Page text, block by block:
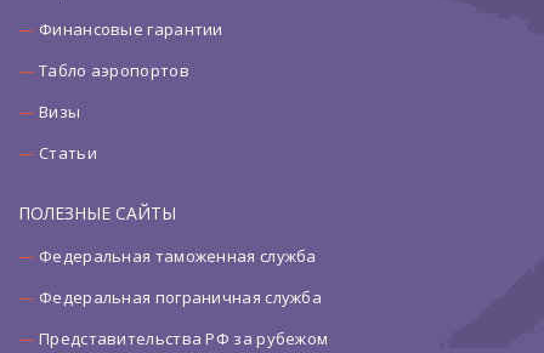
Финансовые гарантии
Табло аэропортов
Визы
Статьи
ПОЛЕЗНЫЕ САЙТЫ
Федеральная таможенная служба
Федеральная пограничная служба
Представительства РФ за рубежом